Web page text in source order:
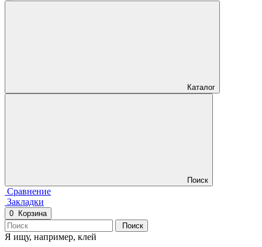
Каталог
Поиск
Сравнение
Закладки
0
Корзина
Поиск
Я ищу, например, клей